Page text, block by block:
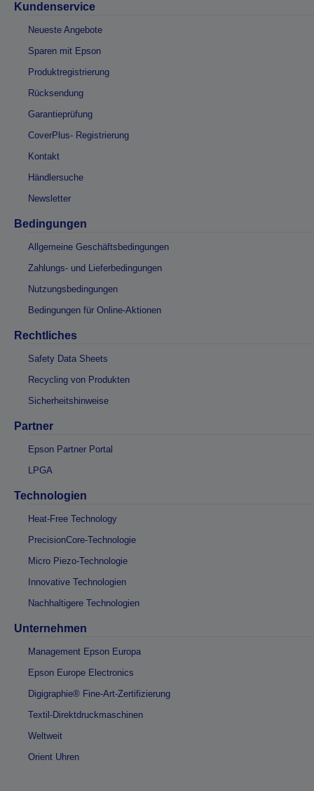
Kundenservice
Neueste Angebote
Sparen mit Epson
Produktregistrierung
Rücksendung
Garantieprüfung
CoverPlus- Registrierung
Kontakt
Händlersuche
Newsletter
Bedingungen
Allgemeine Geschäftsbedingungen
Zahlungs- und Lieferbedingungen
Nutzungsbedingungen
Bedingungen für Online-Aktionen
Rechtliches
Safety Data Sheets
Recycling von Produkten
Sicherheitshinweise
Partner
Epson Partner Portal
LPGA
Technologien
Heat-Free Technology
PrecisionCore-Technologie
Micro Piezo-Technologie
Innovative Technologien
Nachhaltigere Technologien
Unternehmen
Management Epson Europa
Epson Europe Electronics
Digigraphie® Fine-Art-Zertifizierung
Textil-Direktdruckmaschinen
Weltweit
Orient Uhren